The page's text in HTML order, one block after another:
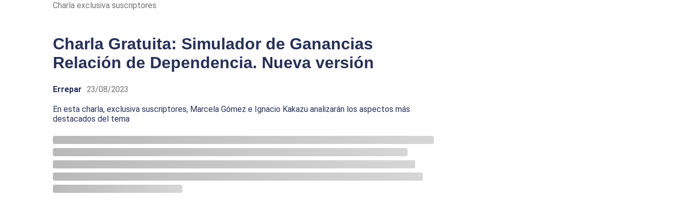
Charla exclusiva suscriptores
Charla Gratuita: Simulador de Ganancias
Relación de Dependencia. Nueva versión
Errepar 23/08/2023
En esta charla, exclusiva suscriptores, Marcela Gómez e Ignacio Kakazu analizarán los aspectos más
destacados del tema